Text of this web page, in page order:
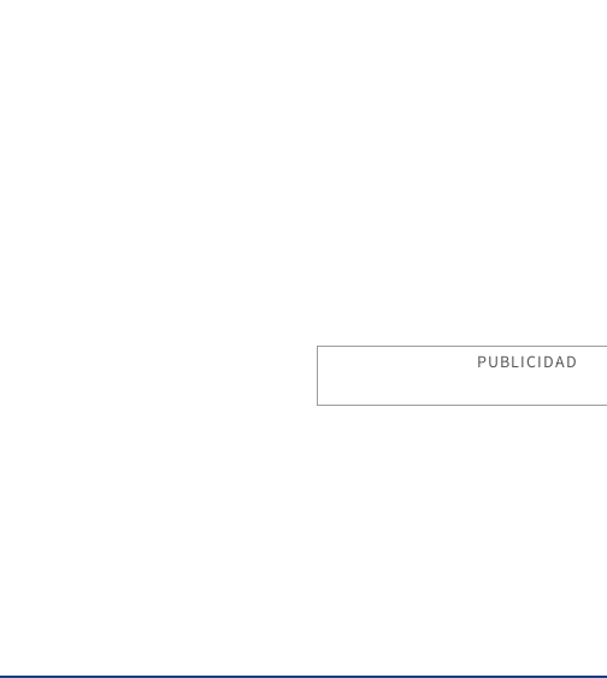
PUBLICIDAD